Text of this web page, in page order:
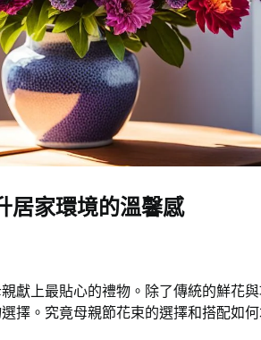
居家環境的溫馨感
獻上最貼心的禮物。除了傳統的鮮花
擇。究竟母親節花束的選擇和搭配如